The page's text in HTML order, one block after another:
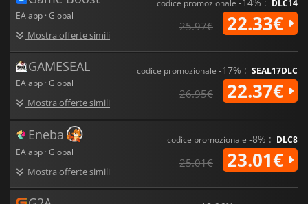
EA app · Global
Mostra offerte simili
codice promozionale DLC14
25.97€ 22.33€
GAMESEAL
EA app · Global
Mostra offerte simili
codice promozionale -17% : SEAL17DLC
26.95€ 22.37€
Eneba
EA app · Global
Mostra offerte simili
codice promozionale -8% : DLC8
25.01€ 23.01€